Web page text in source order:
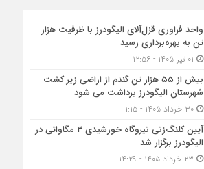
واحد فراوری قزل‌آلای الیگودرز با ظرفیت هزار
تن به بهره‌برداری رسید
بیش از ۵۵ هزار تن گندم از اراضی زیر کشت
شهرستان الیگودرز برداشت می شود
۳۰ خرداد ۱۴۰۵ - ۱:۱۵
آیین کلنگ‌زنی نیروگاه خورشیدی ۳ مگاواتی در
الیگودرز برگزار شد